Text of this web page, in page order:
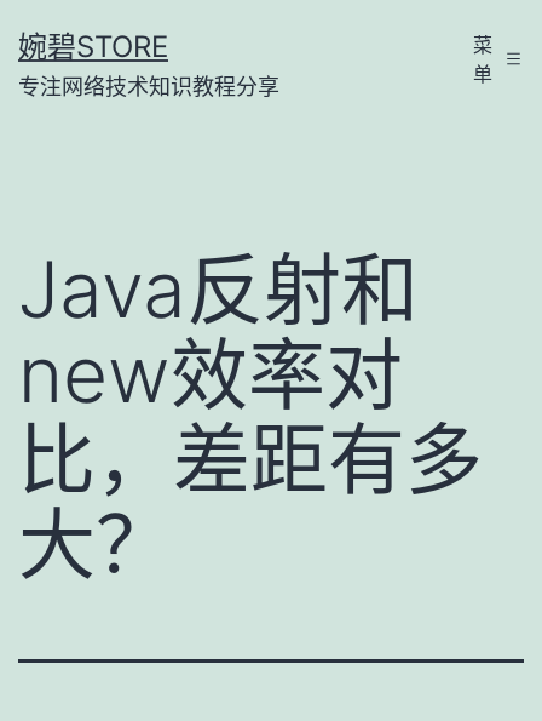
至婉碧STORE
专注网络技术知识教程分享
菜
单
Java反射和
new效率对
比，差距有多
大？